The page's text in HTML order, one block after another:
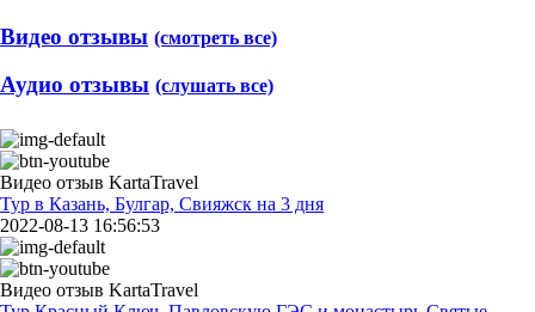
Видео отзывы (смотреть все)
Аудио отзывы (слушать все)
Видео отзыв KartaTravel
Тур в Казань, Булгар, Свияжск на 3 дня
2022-08-13 16:56:53
Видео отзыв KartaTravel